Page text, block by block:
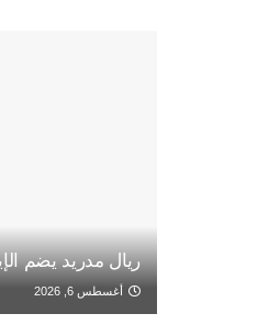
ريال مدريد يضم
أغسطس 6, 2026